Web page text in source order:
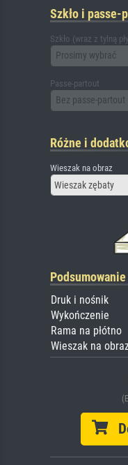
Szkło i passe-
Szkło (wraz z tylną
Prosimy wybrać
Passe-partout
Bez passe-partout
Różne i
Wieszak na obraz
Wieszak zębaty
Podsumowanie
Druk i nośnik
Wykończenie
Rama na płótno
Wieszak na